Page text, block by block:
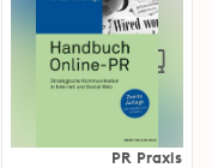
PR Praxis